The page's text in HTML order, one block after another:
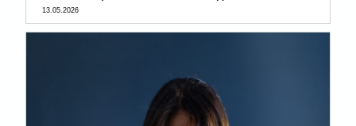
13.05.2026